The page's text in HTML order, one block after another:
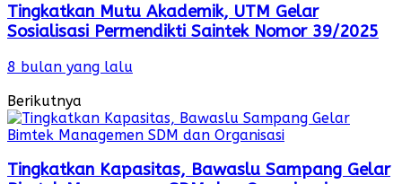
Tingkatkan Mutu Akademik, UTM Gelar
Sosialisasi Permendikti Saintek Nomor 39/2025
8 bulan yang lalu
Berikutnya
Tingkatkan Kapasitas, Bawaslu Sampang Gelar